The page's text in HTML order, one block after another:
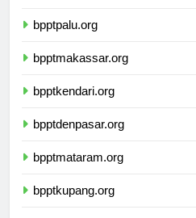
bpptpalu.org
bpptmakassar.org
bpptkendari.org
bpptdenpasar.org
bpptmataram.org
bpptkupang.org